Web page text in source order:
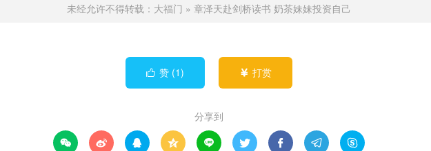
未经允许不得转载： 大福门 » 章泽天赴剑桥读书 奶茶妹妹投资自己
 赞 (1)  打赏
分享到
        